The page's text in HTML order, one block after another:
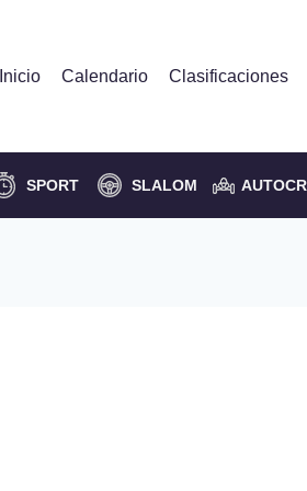
Inicio Calendario Clasificaciones
SPORT SLALOM